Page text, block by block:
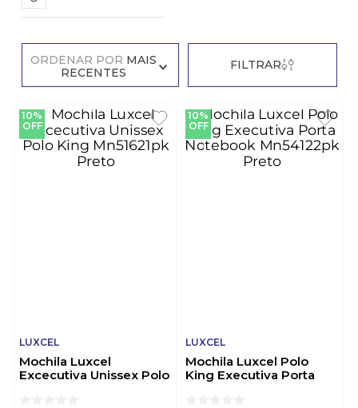
ORDENAR POR MAIS
RECENTES
FILTRAR
10%
OFF
LUXCEL
Mochila Luxcel
Excecutiva Unissex Polo
10%
OFF
LUXCEL
Mochila Luxcel Polo
King Executiva Porta